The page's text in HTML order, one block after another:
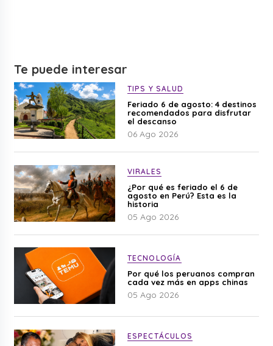
Te puede interesar
TIPS Y SALUD
Feriado 6 de agosto: 4 destinos
recomendados para disfrutar
el descanso
06 Ago 2026
VIRALES
¿Por qué es feriado el 6 de
agosto en Perú? Esta es la
historia
05 Ago 2026
TECNOLOGÍA
Por qué los peruanos compran
cada vez más en apps chinas
05 Ago 2026
ESPECTÁCULOS